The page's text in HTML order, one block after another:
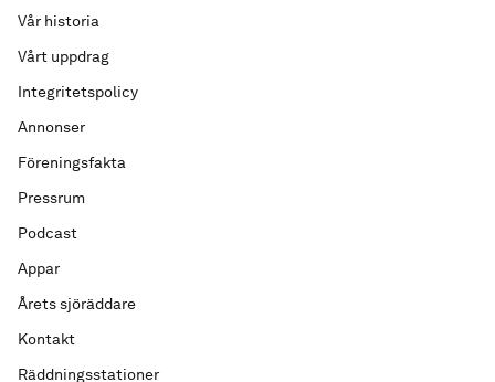
Vår historia
Vårt uppdrag
Integritetspolicy
Annonser
Föreningsfakta
Pressrum
Podcast
Appar
Årets sjöräddare
Kontakt
Räddningsstationer